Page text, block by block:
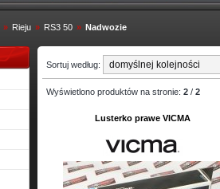
» Rieju » RS3 50 » Nadwozie
Sortuj według:
Wyświetlono produktów na stronie: 2 / 2
Lusterko prawe VICMA